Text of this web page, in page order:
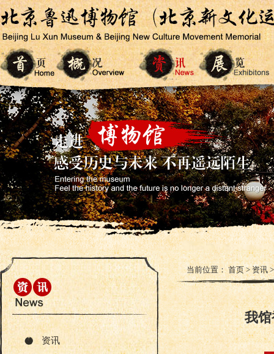
资讯
当前位置：首页>资讯
我